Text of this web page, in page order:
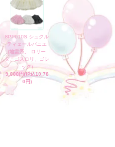
8PP010S シュクル
ティェールパニエ
(地雷系、 ロリー
タ、ゴスロリ、ゴシ
ック)
9,800円(税込10,78
0円)